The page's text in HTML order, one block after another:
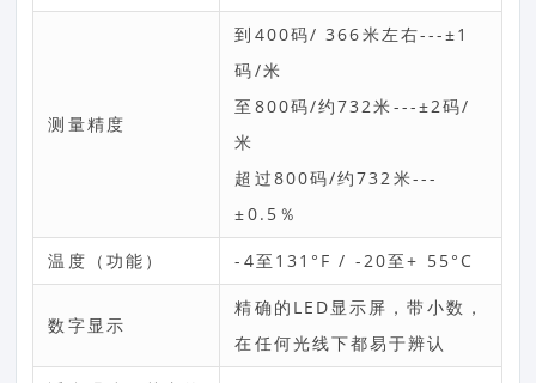
测量精度
到400码/ 366米左右---±1
码/米
至800码/约732米---±2码/
米
超过800码/约732米---
±0.5％
温度（功能） -4至131°F / -20至+ 55°C
数字显示
精确的LED显示屏，带小数，
在任何光线下都易于辨认